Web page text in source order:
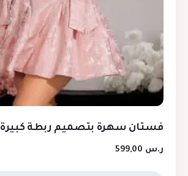
فستان سهرة بتصميم ربطة كبيرة
ر.س